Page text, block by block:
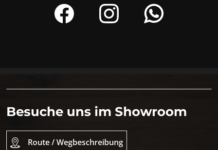
Besuche uns im Showroom
Route / Wegbeschreibung